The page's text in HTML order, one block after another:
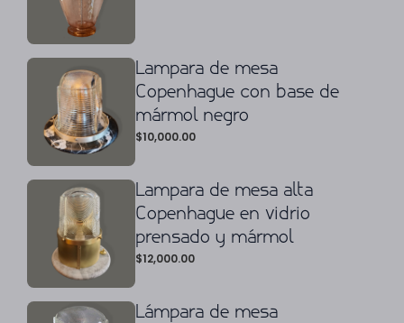
Lampara de mesa
Copenhague con base de
mármol negro
$10,000.00
Lampara de mesa alta
Copenhague en vidrio
prensado y mármol
$12,000.00
Lámpara de mesa